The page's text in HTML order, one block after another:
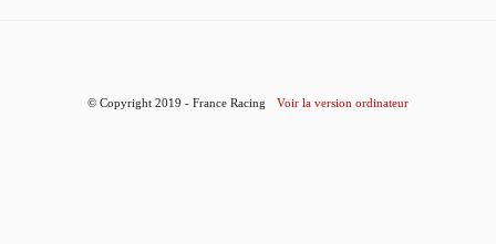
© Copyright 2019 - France Racing Voir la version ordinateur